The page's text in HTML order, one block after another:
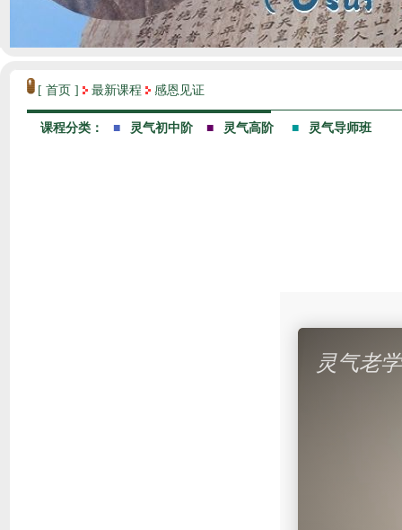
[ 首页 ] 最新课程 感恩见证